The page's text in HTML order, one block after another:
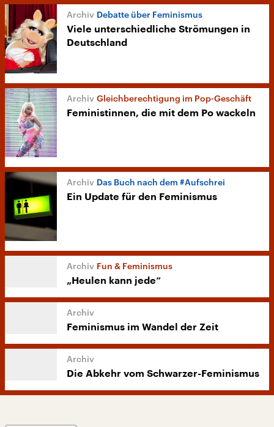
Debatte über Feminismus
Viele unterschiedliche Strömungen in
Deutschland
Gleichberechtigung im Pop-Geschäft
Feministinnen, die mit dem Po wackeln
Das Buch nach dem #Aufschrei
Ein Update für den Feminismus
Fun & Feminismus
„Heulen kann jede“
Feminismus im Wandel der Zeit
Die Abkehr vom Schwarzer-Feminismus